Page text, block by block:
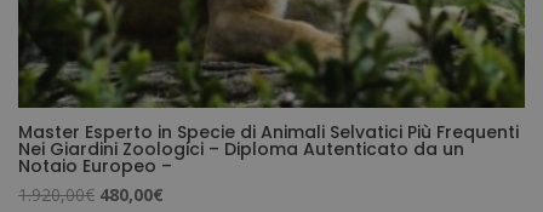
Master Esperto in Specie di Animali Selvatici Più Frequenti
Nei Giardini Zoologici – Diploma Autenticato da un
Notaio Europeo –
1.920,00€ Il
480,00€